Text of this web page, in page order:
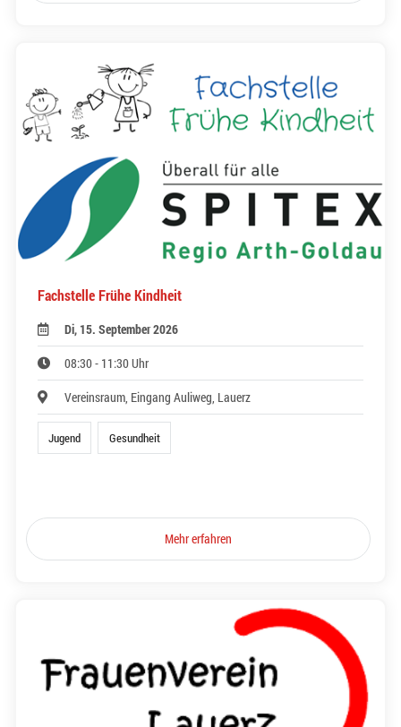
Fachstelle Frühe Kindheit
Di, 15. September 2026
08:30 - 11:30 Uhr
Vereinsraum, Eingang Auliweg, Lauerz
Jugend Gesundheit
Mehr erfahren